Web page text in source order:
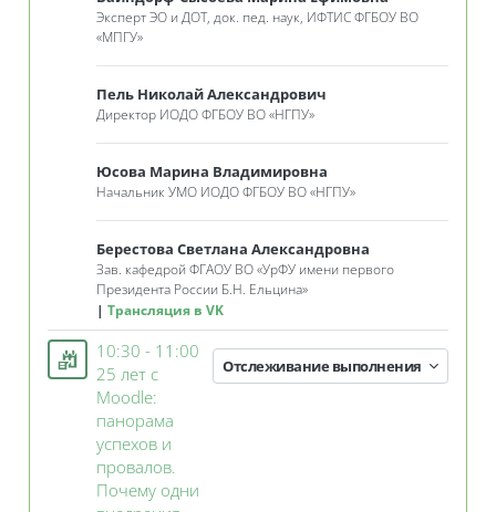
Эксперт ЭО и ДОТ, док. пед. наук, ИФТИС ФГБОУ ВО
«МПГУ»
Пель Николай Александрович
Директор ИОДО ФГБОУ ВО«НГПУ»
Юсова Марина Владимировна
Начальник УМО ИОДО ФГБОУ ВО«НГПУ»
Берестова Светлана Александровна
Зав. кафедрой ФГАОУ ВО«УрФУ имени первого
Президента России Б.Н. Ельцина»
Трансляция в VK
10:30 - 11:00
25 лет с
Moodle:
панорама
успехов и
провалов.
Почему одни
Отслеживание выполнения